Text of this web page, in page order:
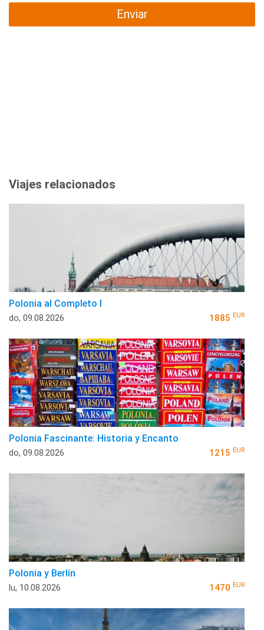
Enviar
Viajes relacionados
Polonia al Completo I
do, 09.08.2026 1885 EUR
Polonia Fascinante: Historia y Encanto
do, 09.08.2026 1215 EUR
Polonia y Berlín
lu, 10.08.2026 1470 EUR